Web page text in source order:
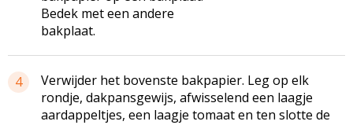
Bedek met een andere
bakplaat.
4
Verwijder het bovenste bakpapier. Leg op elk
rondje, dakpansgewijs, afwisselend een laagje
aardappeltjes, een laagje tomaat en ten slotte de